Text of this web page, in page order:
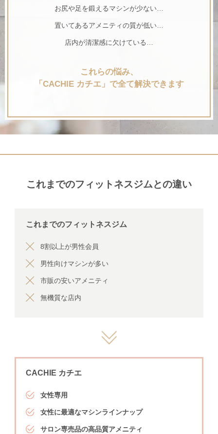
お尻や足を鍛えるマシンが少ない…
置いてあるアメニティの質が低い…
店内が清潔感に欠けている…
これらの悩み、
「CACHIE カチエ」で全て解決できます
これまでのフィットネスジムとの違い
これまでのフィットネスジム
8割以上が男性会員
男性向けマシンが多い
市販の安いアメニティ
無機質な店内
CACHIE カチエ
女性専用
女性に最適なマシンラインナップ
サロン専売品の高品質アメニティ